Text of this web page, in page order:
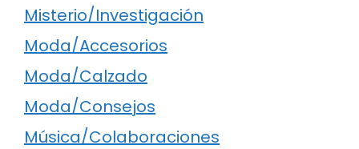
Misterio/Investigación
Moda/Accesorios
Moda/Calzado
Moda/Consejos
Música/Colaboraciones